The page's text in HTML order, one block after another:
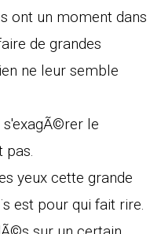
ont un moment dans
de grandes
ne leur semble
s'exagÃ©rer le
pas.
yeux cette grande
est pour qui fait rire.